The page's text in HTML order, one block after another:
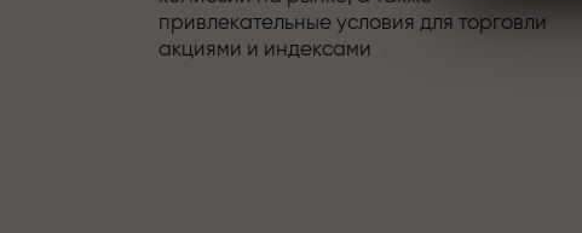
привлекательные условия для торговли
акциями и индексами